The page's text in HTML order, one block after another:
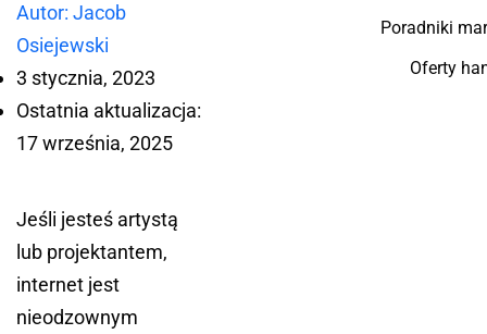
Autor: Jacob
Osiejewski
3 stycznia, 2023
Ostatnia aktualizacja:
17 września, 2025
Jeśli jesteś artystą
lub projektantem,
internet jest
nieodzownym
Poradniki
Oferty